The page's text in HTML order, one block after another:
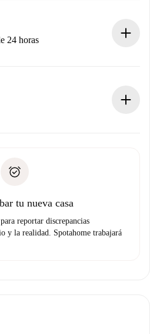
24 horas
ningún cargo y te
problema.
tu nueva casa
reportar discrepancias
y la realidad. Spotahome trabajará